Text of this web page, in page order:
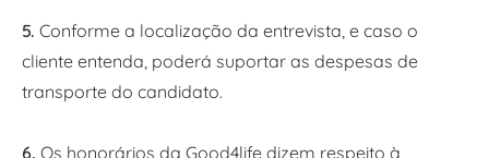
5. Conforme a localização da entrevista, e caso o
cliente entenda, poderá suportar as despesas de
transporte do candidato.
6. Os honorários da Good4life dizem respeito à